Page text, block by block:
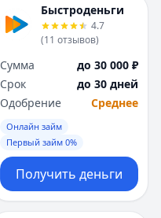
Быстроденьги
4.7
(11 отзывов)
Сумма
до 30 000 ₽
Срок
до 30 дней
Одобрение
Среднее
Онлайн займ
Первый займ 0%
Получить деньги